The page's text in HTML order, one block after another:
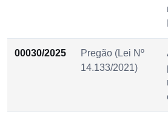
00030/2025
Pregão (Lei Nº
14.133/2021)